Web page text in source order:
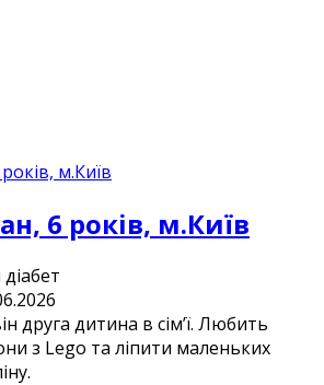
6 років, м.Київ
друга дитина в сімʼї. Любить
з Lego та ліпити маленьких